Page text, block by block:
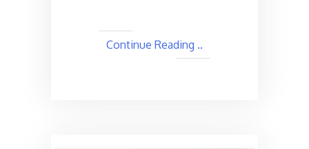
Continue Reading ..